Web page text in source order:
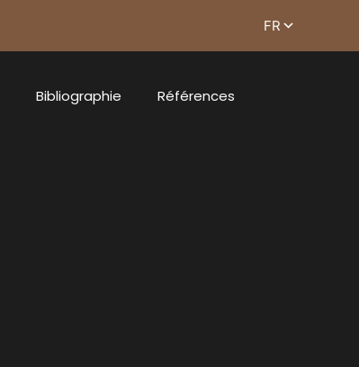
Bibliographie Références